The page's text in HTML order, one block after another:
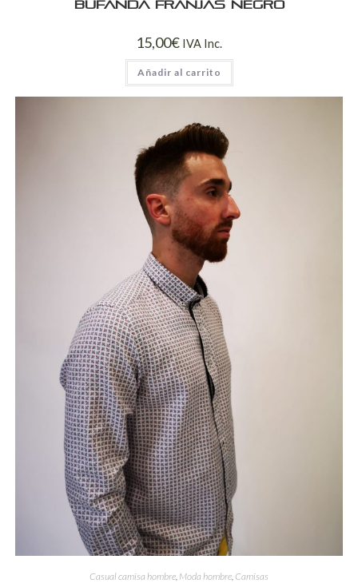
Bufanda franjas negro
15,00€ IVA Inc.
Añadir al carrito
Casual camisa hombre Moda hombre Camisas